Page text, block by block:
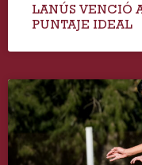
LANÚS VENCIÓ
PUNTAJE IDEAL